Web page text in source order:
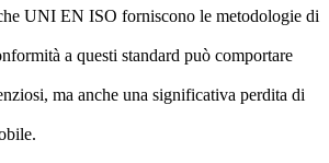
UNI EN ISO forniscono le metodologie di
a questi standard può comportare
ma anche una significativa perdita di